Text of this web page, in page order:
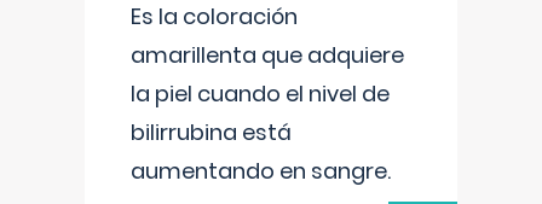
Es la coloración
amarillenta que adquiere
la piel cuando el nivel de
bilirrubina está
aumentando en sangre.